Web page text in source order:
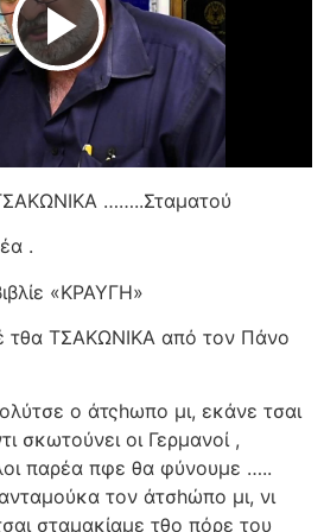
Play Video
……..Σταματού
.
«ΚΡΑΥΓΗ»
τθα ΤΣΑΚΩΝΙΚΑ από τον Πάνο
ο άτςhωπο μι, εκάνε τσαι
σκωτούνει οι Γερμανοί ,
παρέα πφε θα φύνουμε …..
τον άτσhώπο μι, νι
σταμακίαμε τθο πόρε του